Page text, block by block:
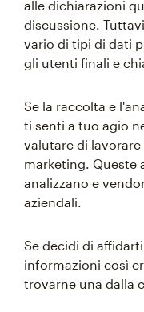
alle dichiarazioni
discussione.
vario di tipi di dati
gli utenti finali e
Se la raccolta e
ti senti a tuo agio
valutare di
marketing. Queste
analizzano e
aziendali.
Se decidi di
informazioni così
trovarne una dalla